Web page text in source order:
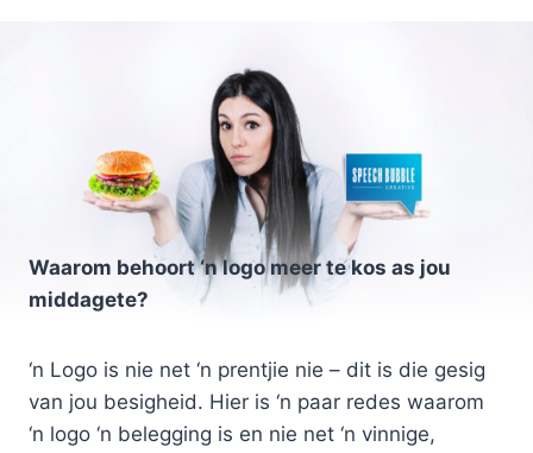
Waarom behoort ‘n logo meer te kos as jou
middagete?
‘n Logo is nie net ‘n prentjie nie – dit is die gesig
van jou besigheid. Hier is ‘n paar redes waarom
‘n logo ‘n belegging is en nie net ‘n vinnige,